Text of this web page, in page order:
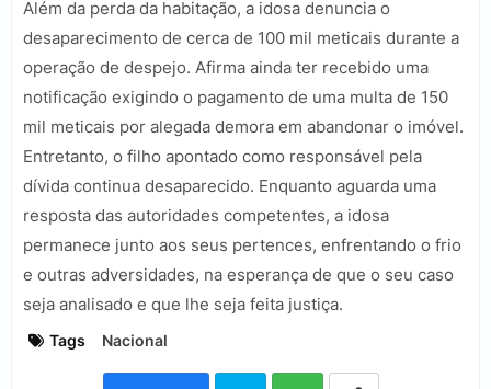
Além da perda da habitação, a idosa denuncia o
desaparecimento de cerca de 100 mil meticais durante a
operação de despejo. Afirma ainda ter recebido uma
notificação exigindo o pagamento de uma multa de 150
mil meticais por alegada demora em abandonar o imóvel.
Entretanto, o filho apontado como responsável pela
dívida continua desaparecido. Enquanto aguarda uma
resposta das autoridades competentes, a idosa
permanece junto aos seus pertences, enfrentando o frio
e outras adversidades, na esperança de que o seu caso
seja analisado e que lhe seja feita justiça.
Tags Nacional